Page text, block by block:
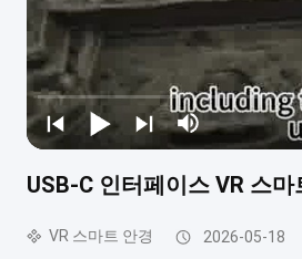
USB-C 인터페이스 VR 스
VR 스마트 안경 2026-05-18